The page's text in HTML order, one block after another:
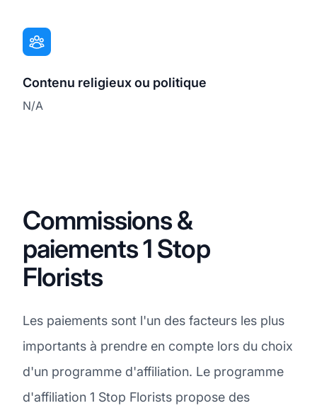
Contenu religieux ou politique
N/A
Commissions &
paiements 1 Stop
Florists
Les paiements sont l'un des facteurs les plus
importants à prendre en compte lors du choix
d'un programme d'affiliation. Le programme
d'affiliation 1 Stop Florists propose des